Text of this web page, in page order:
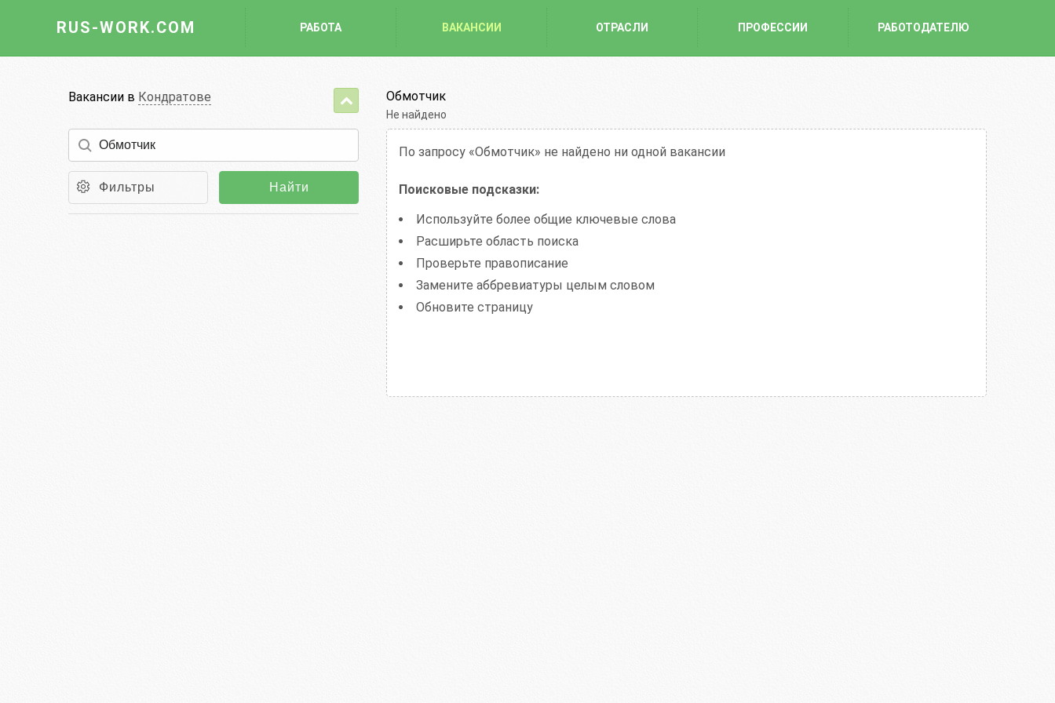
RUS-WORK.COM РАБОТА ВАКАНСИИ ОТРАСЛИ ПРОФЕССИИ РАБОТОДАТЕЛЮ
Профессии
Вакансии в Кондратове
Фильтры Найти
Обмотчик
Не найдено
По запросу «Обмотчик» не найдено ни одной вакансии
Поисковые подсказки:
Используйте более общие ключевые слова
Расширьте область поиска
Проверьте правописание
Замените аббревиатуры целым словом
Обновите страницу